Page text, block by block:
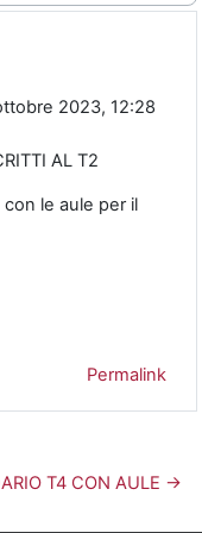
2023, 12:28
AL T2
le aule per il
Permalink
T4 CON AULE →